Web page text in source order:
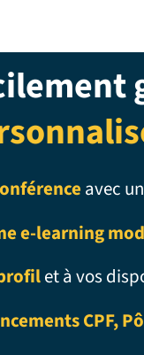
avec
e-learning
et à vos
CPF,